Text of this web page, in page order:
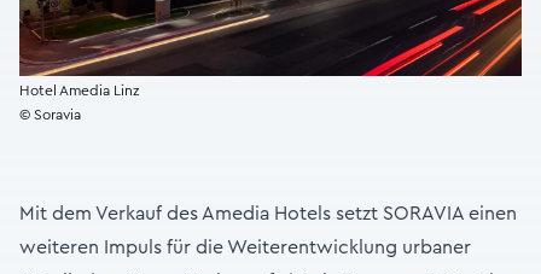
Hotel Amedia Linz
© Soravia
Mit dem Verkauf des Amedia Hotels setzt SORAVIA einen
weiteren Impuls für die Weiterentwicklung urbaner